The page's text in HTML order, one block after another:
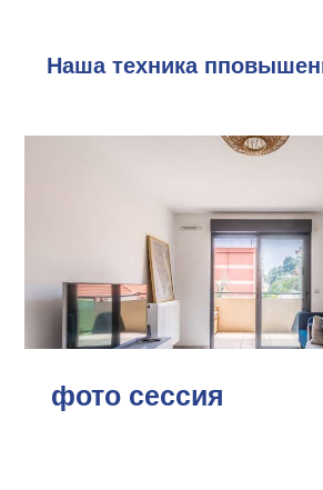
Наша техника
фото сессия